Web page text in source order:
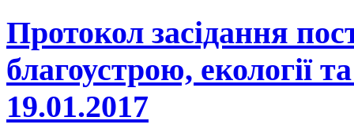
Протокол засідання
благоустрою, екології
19.01.2017